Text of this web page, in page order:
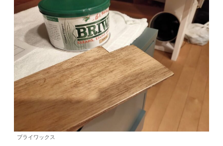
ブライワックス